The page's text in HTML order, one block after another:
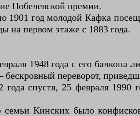
Нобелевской премии.
год молодой Кафка
на первом этаже с 1883 года.
1948 года с его балкона
переворот,
спустя, 25 февраля
Кинских было